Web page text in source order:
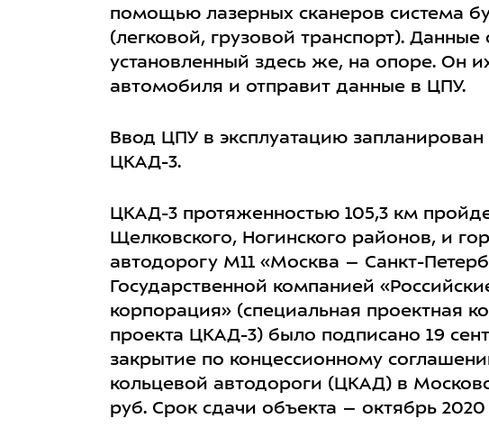
помощью лазерных сканеров система
(легковой, грузовой транспорт).
установленный здесь же, на опоре. Он
автомобиля и отправит данные в ЦПУ.
Ввод ЦПУ в эксплуатацию
ЦКАД-3.
ЦКАД-3 протяженностью 105,3 км
Щелковского, Ногинского районов, и
автодорогу М11 «Москва – Санкт-
Государственной компанией
корпорация» (специальная проектная
проекта ЦКАД-3) было подписано 19
закрытие по концессионному
кольцевой автодороги (ЦКАД) в
руб. Срок сдачи объекта – октябрь 2020